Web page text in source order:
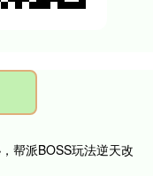
帮派BOSS玩法逆天改